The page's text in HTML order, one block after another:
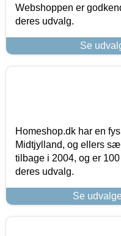
Webshoppen er
deres udvalg.
Se
Homeshop.dk har en
Midtjylland, og ellers
tilbage i 2004, og er
deres udvalg.
Se